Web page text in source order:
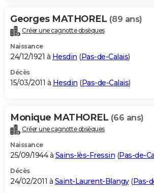
Georges MATHOREL (89 ans)
Créer une cagnotte obsèques
Naissance
24/12/1921 à Hesdin (Pas-de-Calais)
Décès
15/03/2011 à Hesdin (Pas-de-Calais)
Monique MATHOREL (66 ans)
Créer une cagnotte obsèques
Naissance
25/09/1944 à Sains-lès-Fressin (Pas-de-
Décès
24/02/2011 à Saint-Laurent-Blangy(Pas-